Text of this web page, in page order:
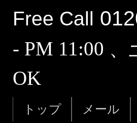
Free Call
- PM 11:00
OK
トップ メール